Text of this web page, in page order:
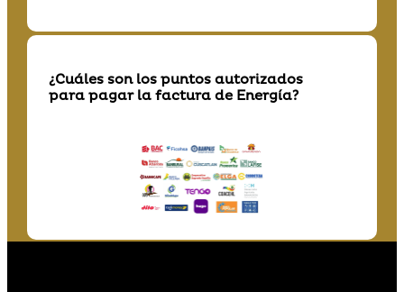
¿Cuáles son los puntos autorizados
para pagar la factura de Energía?